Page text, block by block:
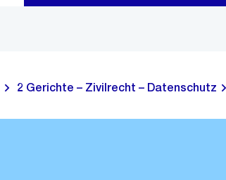
2 Gerichte – Zivilrecht – Datenschutz